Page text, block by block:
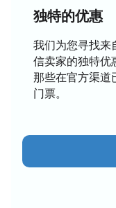
匯聚在一起，為
不要錯過近距離
會，這將成為花
與我們一起來到
選手的風采。 立
團隊表演“冰上冠
独特的优惠
我们为您寻找来
信卖家的独特
那些在官方渠道
门票。